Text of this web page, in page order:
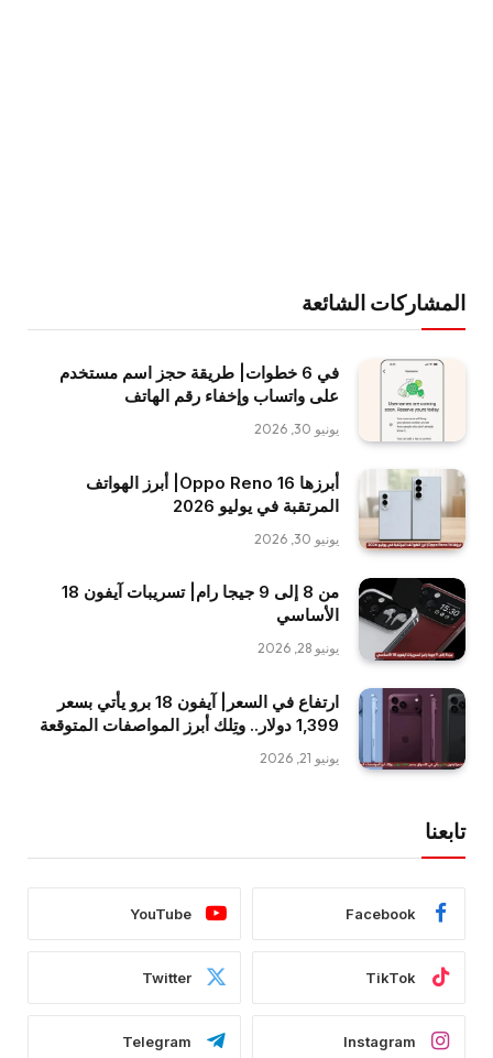
المشاركات الشائعة
في 6 خطوات| طريقة حجز اسم مستخدم
على واتساب وإخفاء رقم الهاتف
يونيو 30, 2026
أبرزها Oppo Reno 16| أبرز الهواتف
المرتقبة في يوليو 2026
يونيو 30, 2026
من 8 إلى 9 جيجا رام| تسريبات آيفون 18
الأساسي
يونيو 28, 2026
ارتفاع في السعر| آيفون 18 برو يأتي بسعر
1,399 دولار.. وتِلك أبرز المواصفات المتوقعة
يونيو 21, 2026
تابعنا
Facebook
YouTube
TikTok
Twitter
Instagram
Telegram